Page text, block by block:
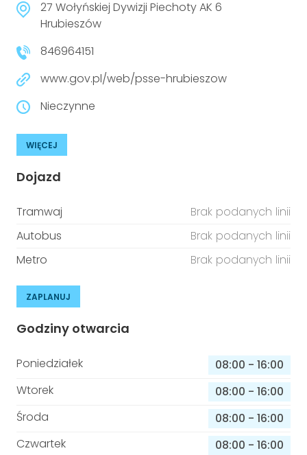
27 Wołyńskiej Dywizji Piechoty AK 6
Hrubieszów
846964151
www.gov.pl/web/psse-hrubieszow
Nieczynne
WIĘCEJ
Dojazd
Tramwaj
Brak podanych linii
Autobus
Brak podanych linii
Metro
Brak podanych linii
ZAPLANUJ
Godziny otwarcia
Poniedziałek 08:00 - 16:00
Wtorek
08:00 - 16:00
Środa
08:00 - 16:00
Czwartek
08:00 - 16:00